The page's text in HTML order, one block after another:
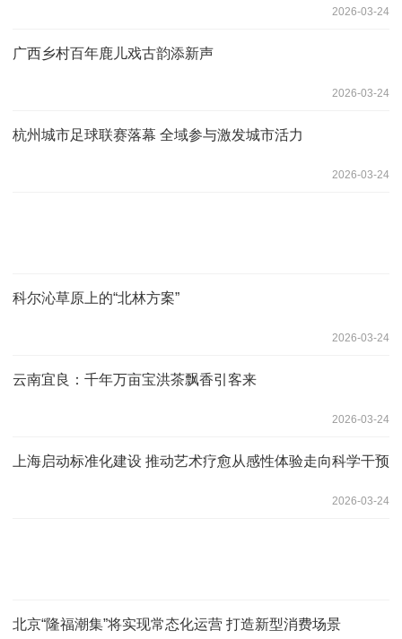
2026-03-24
广西乡村百年鹿儿戏古韵添新声
2026-03-24
杭州城市足球联赛落幕 全域参与激发城市活力
2026-03-24
科尔沁草原上的“北林方案”
2026-03-24
云南宜良：千年万亩宝洪茶飘香引客来
2026-03-24
上海启动标准化建设 推动艺术疗愈从感性体验走向科学干预
2026-03-24
北京“隆福潮集”将实现常态化运营 打造新型消费场景